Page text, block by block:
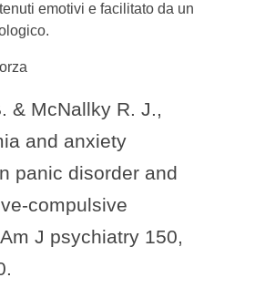
emotivi e facilitato da un
& McNallky R. J.,
and anxiety
panic disorder and
compulsive
J psychiatry 150,